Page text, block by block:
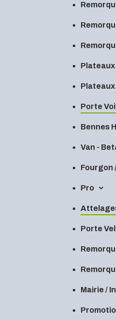
Plateaux
Plateaux
Porte
Bennes
Van -
Fourgon
Pro
Porte
Mairie /